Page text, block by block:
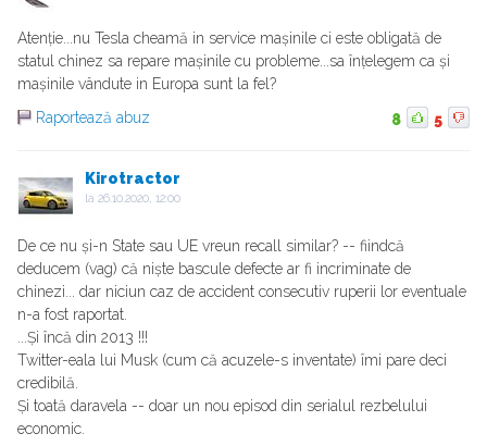
Atenție...nu Tesla cheamă in service mașinile ci este obligată de
statul chinez sa repare mașinile cu probleme...sa înțelegem ca și
mașinile vândute in Europa sunt la fel?
Raportează abuz
8 5
Kirotractor
la 26.10.2020, 12:00
De ce nu și-n State sau UE vreun recall similar? -- fiindcă
deducem (vag) că niște bascule defecte ar fi incriminate de
chinezi... dar niciun caz de accident consecutiv ruperii lor eventuale
n-a fost raportat.
...Și încă din 2013 !!!
Twitter-eala lui Musk (cum că acuzele-s inventate) îmi pare deci
credibilă.
Și toată daravela -- doar un nou episod din serialul rezbelului
economic.